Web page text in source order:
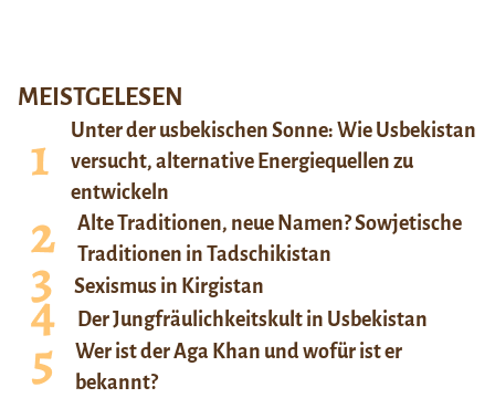
MEISTGELESEN
Unter der usbekischen Sonne: Wie Usbekistan
versucht, alternative Energiequellen zu
entwickeln
Alte Traditionen, neue Namen? Sowjetische
Traditionen in Tadschikistan
Sexismus in Kirgistan
Der Jungfräulichkeitskult in Usbekistan
Wer ist der Aga Khan und wofür ist er
bekannt?